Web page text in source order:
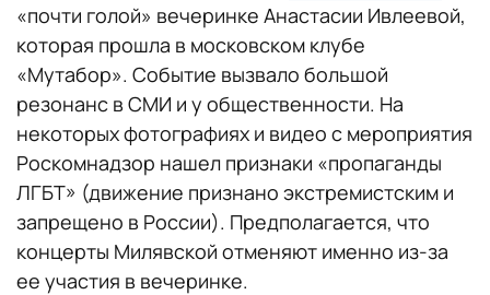
«почти голой» вечеринке Анастасии Ивлеевой,
которая прошла в московском клубе
«Мутабор». Событие вызвало большой
резонанс в СМИ и у общественности. На
некоторых фотографиях и видео с мероприятия
Роскомнадзор нашел признаки «пропаганды
ЛГБТ» (движение признано экстремистским и
запрещено в России). Предполагается, что
концерты Милявской отменяют именно из-за
ее участия в вечеринке.